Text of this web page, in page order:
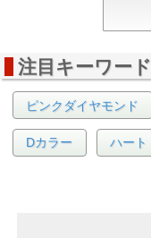
注目キーワード
ピンクダイヤモンド
Dカラー ハート